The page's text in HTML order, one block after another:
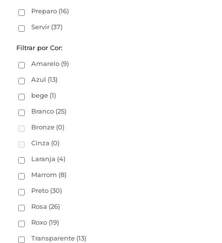
Preparo (16)
Servir (37)
Filtrar por Cor:
Amarelo (9)
Azul (13)
bege (1)
Branco (25)
Bronze (0)
Cinza (0)
Laranja (4)
Marrom (8)
Preto (30)
Rosa (26)
Roxo (19)
Transparente (13)